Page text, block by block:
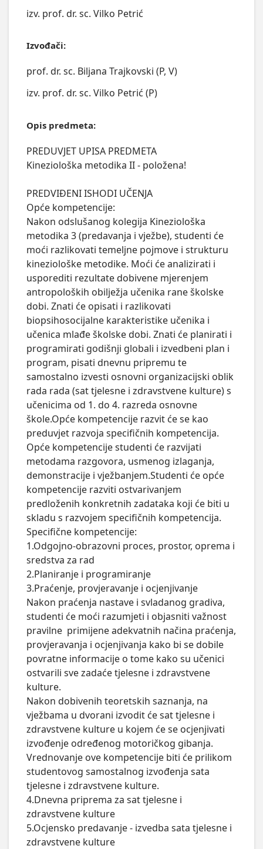
izv. prof. dr. sc. Vilko Petrić
Izvođači:
prof. dr. sc. Biljana Trajkovski (P, V)
izv. prof. dr. sc. Vilko Petrić (P)
Opis predmeta:
PREDUVJET UPISA PREDMETA
Kineziološka metodika II - položena!
PREDVIĐENI ISHODI UČENJA
Opće kompetencije:
Nakon odslušanog kolegija Kineziološka
metodika 3 (predavanja i vježbe), studenti će
moći razlikovati temeljne pojmove i strukturu
kineziološke metodike. Moći će analizirati i
usporediti rezultate dobivene mjerenjem
antropoloških obilježja učenika rane školske
dobi. Znati će opisati i razlikovati
biopsihosocijalne karakteristike učenika i
učenica mlađe školske dobi. Znati će planirati i
programirati godišnji globali i izvedbeni plan i
program, pisati dnevnu pripremu te
samostalno izvesti osnovni organizacijski oblik
rada rada (sat tjelesne i zdravstvene kulture) s
učenicima od 1. do 4. razreda osnovne
škole.Opće kompetencije razvit će se kao
preduvjet razvoja specifičnih kompetencija.
Opće kompetencije studenti će razvijati
metodama razgovora, usmenog izlaganja,
demonstracije i vježbanjem.Studenti će opće
kompetencije razviti ostvarivanjem
predloženih konkretnih zadataka koji će biti u
skladu s razvojem specifičnih kompetencija.
Specifične kompetencije:
1.Odgojno-obrazovni proces, prostor, oprema i
sredstva za rad
2.Planiranje i programiranje
3.Praćenje, provjeravanje i ocjenjivanje
Nakon praćenja nastave i svladanog gradiva,
studenti će moći razumjeti i objasniti važnost
pravilne  primijene adekvatnih načina praćenja,
provjeravanja i ocjenjivanja kako bi se dobile
povratne informacije o tome kako su učenici
ostvarili sve zadaće tjelesne i zdravstvene
kulture.
Nakon dobivenih teoretskih saznanja, na
vježbama u dvorani izvodit će sat tjelesne i
zdravstvene kulture u kojem će se ocjenjivati
izvođenje određenog motoričkog gibanja.
Vrednovanje ove kompetencije biti će prilikom
studentovog samostalnog izvođenja sata
tjelesne i zdravstvene kulture.
4.Dnevna priprema za sat tjelesne i
zdravstvene kulture
5.Ocjensko predavanje - izvedba sata tjelesne i
zdravstvene kulture